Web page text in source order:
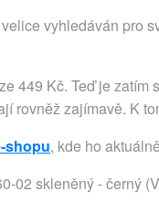
vyhledáván pro
449 Kč. Teď je
rovněž zajímavě. K
shopu, kde ho
02 skleněný - černý